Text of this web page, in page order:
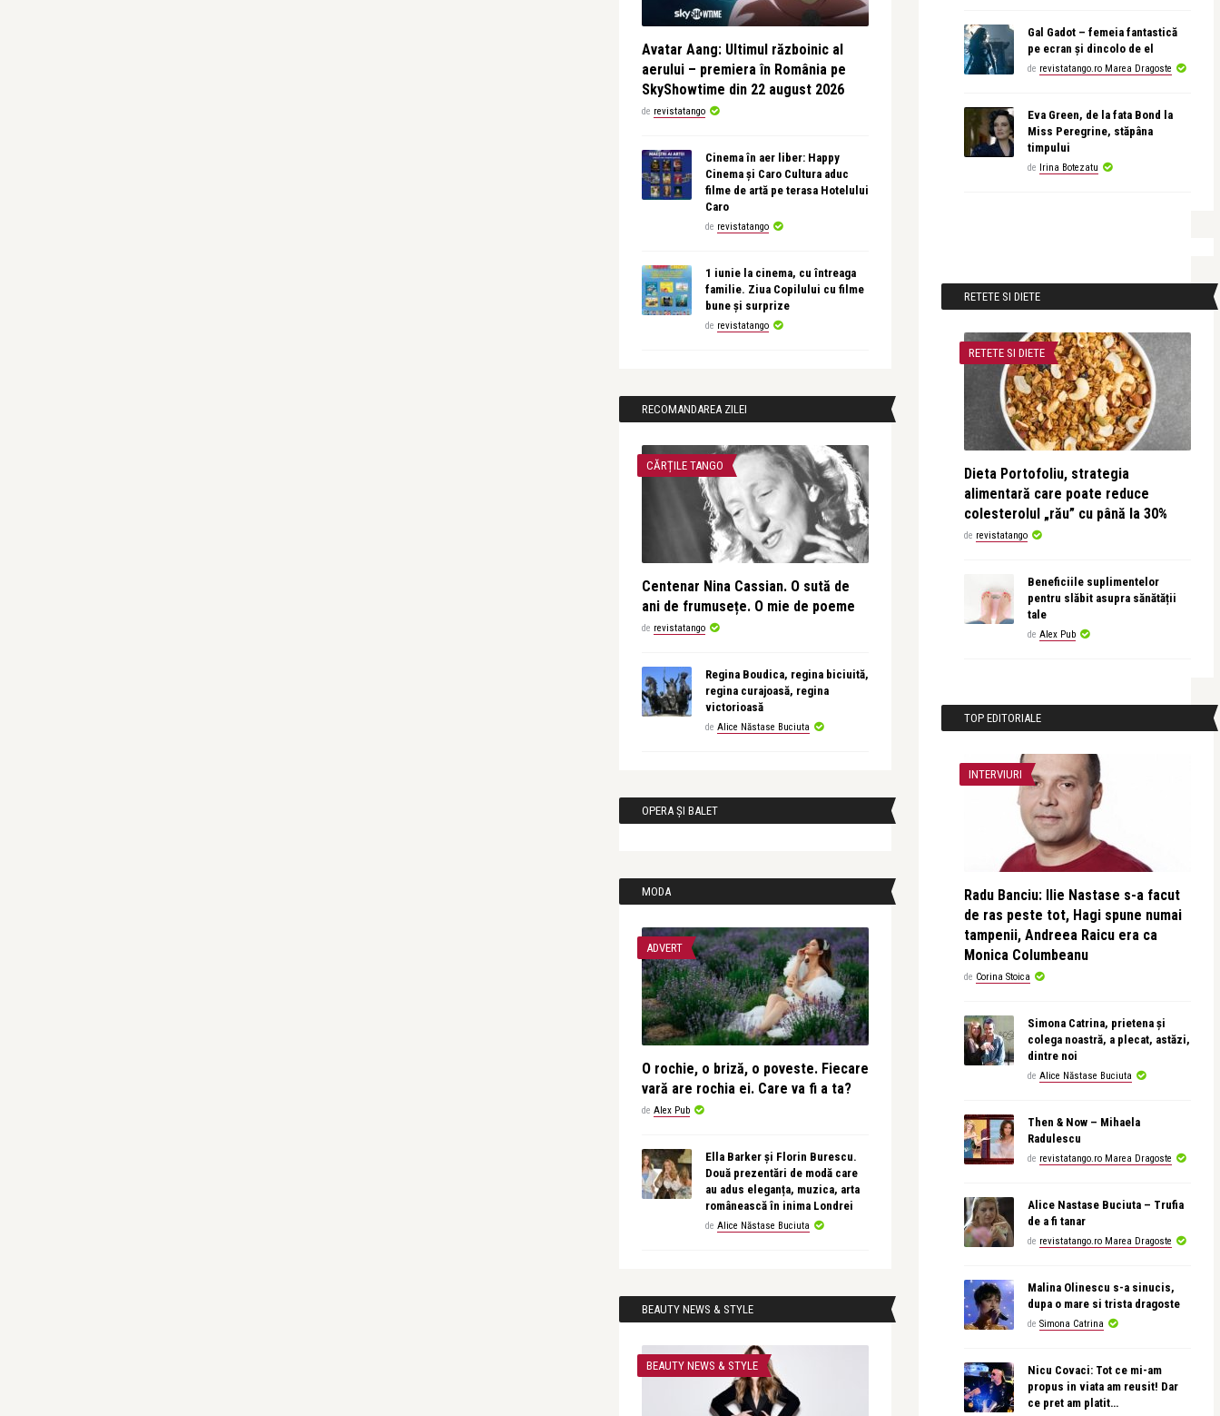
Avatar Aang: Ultimul războinic al
aerului – premiera în România pe
SkyShowtime din 22 august 2026
de revistatango
Cinema în aer liber: Happy
Cinema și Caro Cultura aduc
filme de artă pe terasa Hotelului
Caro
de revistatango
1 iunie la cinema, cu întreaga
familie. Ziua Copilului cu filme
bune și surprize
de revistatango
RECOMANDAREA ZILEI
CĂRȚILE TANGO
Centenar Nina Cassian. O sută de
ani de frumusețe. O mie de poeme
de revistatango
Regina Boudica, regina biciuită,
regina curajoasă, regina
victorioasă
de Alice Năstase Buciuta
OPERA ȘI BALET
MODA
ADVERT
O rochie, o briză, o poveste. Fiecare
vară are rochia ei. Care va fi a ta?
de Alex Pub
Ella Barker și Florin Burescu.
Două prezentări de modă care
au adus eleganța, muzica, arta
românească în inima Londrei
de Alice Năstase Buciuta
BEAUTY NEWS & STYLE
BEAUTY NEWS & STYLE
Gal Gadot – femeia fantastică
pe ecran și dincolo de el
de revistatango.ro Marea Dragoste
Eva Green, de la fata Bond la
Miss Peregrine, stăpâna
timpului
de Irina Botezatu
RETETE SI DIETE
RETETE SI DIETE
Dieta Portofoliu, strategia
alimentară care poate reduce
colesterolul „rău” cu până la 30%
de revistatango
Beneficiile suplimentelor
pentru slăbit asupra sănătății
tale
de Alex Pub
TOP EDITORIALE
INTERVIURI
Radu Banciu: Ilie Nastase s-a facut
de ras peste tot, Hagi spune numai
tampenii, Andreea Raicu era ca
Monica Columbeanu
de Corina Stoica
Simona Catrina, prietena și
colega noastră, a plecat, astăzi,
dintre noi
de Alice Năstase Buciuta
Then & Now – Mihaela
Radulescu
de revistatango.ro Marea Dragoste
Alice Nastase Buciuta – Trufia
de a fi tanar
de revistatango.ro Marea Dragoste
Malina Olinescu s-a sinucis,
dupa o mare si trista dragoste
de Simona Catrina
Nicu Covaci: Tot ce mi-am
propus in viata am reusit! Dar
ce pret am platit…